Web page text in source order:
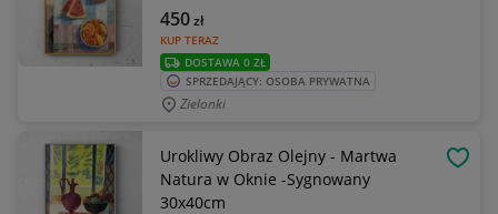
KUP TERAZ
450zł
DOSTAWA 0 ZŁ
SPRZEDAJĄCY: OSOBA PRYWATNA
Zielonki
Urokliwy Obraz Olejny - Martwa
Natura w Oknie -Sygnowany
30x40cm